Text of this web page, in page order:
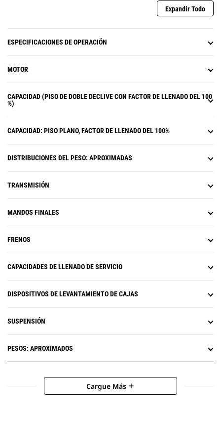
puntos proporciona mayor
seguridad al operador.
El indicador del cinturón de
seguridad emite alertas visuales y
audibles para el
el cinturón de seguridad no está
trabajos de mantenimiento en la
La dirección secundaria se activa
automáticamente en caso de falla
del sistemaprimario.
El limitador de velocidad de
sobrecarga funciona con el
Expandir Todo
ESPECIFICACIONES DE OPERACIÓN
MOTOR
CAPACIDAD (PISO DE DOBLE DECLIVE CON FACTOR DE LLENADO DEL 100
%)
CAPACIDAD: PISO PLANO, FACTOR DE LLENADO DEL 100%
DISTRIBUCIONES DEL PESO: APROXIMADAS
TRANSMISIÓN
MANDOS FINALES
FRENOS
CAPACIDADES DE LLENADO DE SERVICIO
DISPOSITIVOS DE LEVANTAMIENTO DE CAJAS
SUSPENSIÓN
PESOS: APROXIMADOS
Cargue Más add